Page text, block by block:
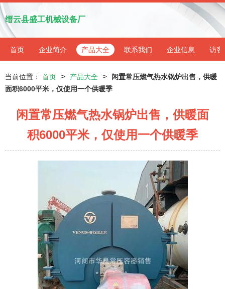
缙云县盛工机械设备厂
首页 企业简介 产品大全 联系我们 企业信息 访客
当前位置： 首页 > 产品大全 >
闲置常压燃气热水锅炉出售，供暖
面积6000平米，仅使用一个供暖季
闲置常压燃气热水锅炉出售，供暖面
积6000平米，仅使用一个供暖季